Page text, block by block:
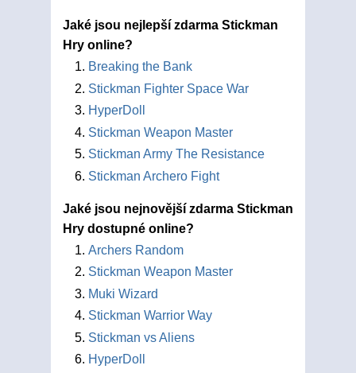
Jaké jsou nejlepší zdarma Stickman
Hry online?
Breaking the Bank
Stickman Fighter Space War
HyperDoll
Stickman Weapon Master
Stickman Army The Resistance
Stickman Archero Fight
Jaké jsou nejnovější zdarma Stickman
Hry dostupné online?
Archers Random
Stickman Weapon Master
Muki Wizard
Stickman Warrior Way
Stickman vs Aliens
HyperDoll